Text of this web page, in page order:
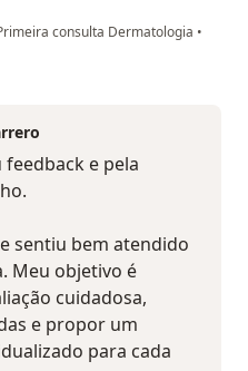
consulta Dermatologia •
e pela
sentiu bem atendido
Meu objetivo é
cuidadosa,
e propor um
para cada